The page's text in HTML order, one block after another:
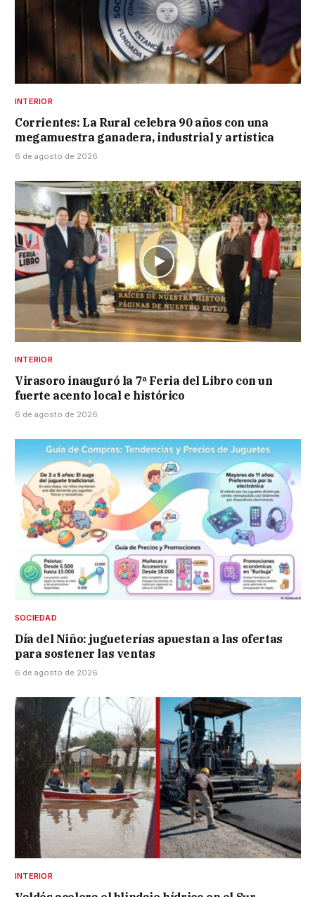
INTERIOR
Corrientes: La Rural celebra 90 años con una
megamuestra ganadera, industrial y artística
6 de agosto de 2026
INTERIOR
Virasoro inauguró la 7ª Feria del Libro con un
fuerte acento local e histórico
6 de agosto de 2026
SOCIEDAD
Día del Niño: jugueterías apuestan a las ofertas
para sostener las ventas
6 de agosto de 2026
INTERIOR